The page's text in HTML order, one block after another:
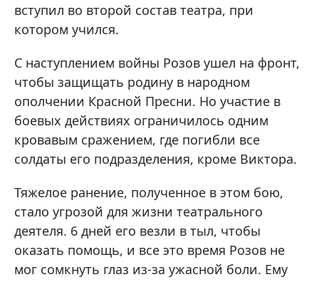
вступил во второй состав театра, при
котором учился.
С наступлением войны Розов ушел на фронт,
чтобы защищать родину в народном
ополчении Красной Пресни. Но участие в
боевых действиях ограничилось одним
кровавым сражением, где погибли все
солдаты его подразделения, кроме Виктора.
Тяжелое ранение, полученное в этом бою,
стало угрозой для жизни театрального
деятеля. 6 дней его везли в тыл, чтобы
оказать помощь, и все это время Розов не
мог сомкнуть глаз из-за ужасной боли. Ему